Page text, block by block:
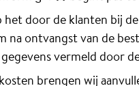
door de klanten bij
na ontvangst van de
vermeld door
brengen wij